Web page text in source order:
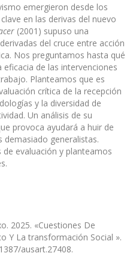
emergieron desde los
en las derivas del nuevo
(2001) supuso una
del cruce entre acción
Nos preguntamos hasta qué
de las intervenciones
Planteamos que es
crítica de la recepción
y la diversidad de
Un análisis de su
provoca ayudará a huir de
demasiado generalistas.
evaluación y planteamos
2025. «Cuestiones De
Y La transformación Social ».
ausart.27408.